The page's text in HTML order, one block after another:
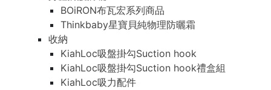
BOiRON布瓦宏系列商品
Thinkbaby星寶貝純物理防曬霜
收納
KiahLoc吸盤掛勾Suction hook
KiahLoc吸盤掛勾Suction hook禮盒組
KiahLoc吸力配件